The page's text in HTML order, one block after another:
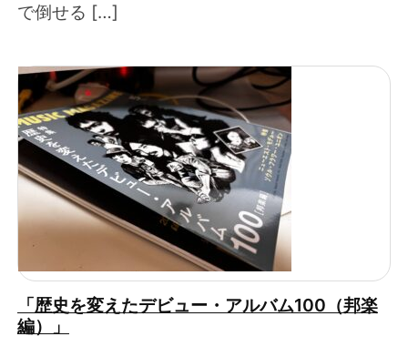
で倒せる […]
「歴史を変えたデビュー・アルバム100（邦楽
編）」